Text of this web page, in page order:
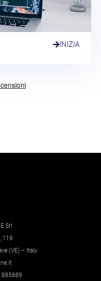
INIZIA
Srl
119
(VE) – Italy